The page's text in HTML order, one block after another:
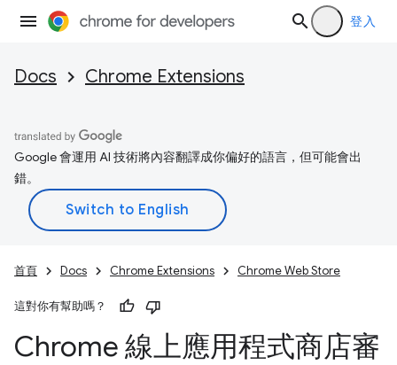
登入
Docs Chrome Extensions
Google 會運用 AI 技術將內容翻譯成你偏好的語言，但可能會出
錯。
首頁 Docs Chrome Extensions Chrome Web Store
這對你有幫助嗎？
Chrome 線上應用程式商店審